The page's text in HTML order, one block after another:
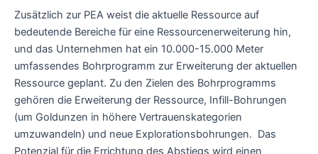
Zusätzlich zur PEA weist die aktuelle Ressource auf
bedeutende Bereiche für eine Ressourcenerweiterung hin,
und das Unternehmen hat ein 10.000-15.000 Meter
umfassendes Bohrprogramm zur Erweiterung der aktuellen
Ressource geplant. Zu den Zielen des Bohrprogramms
gehören die Erweiterung der Ressource, Infill-Bohrungen
(um Goldunzen in höhere Vertrauenskategorien
umzuwandeln) und neue Explorationsbohrungen. Das
Potenzial für die Errichtung des Abstiegs wird einen